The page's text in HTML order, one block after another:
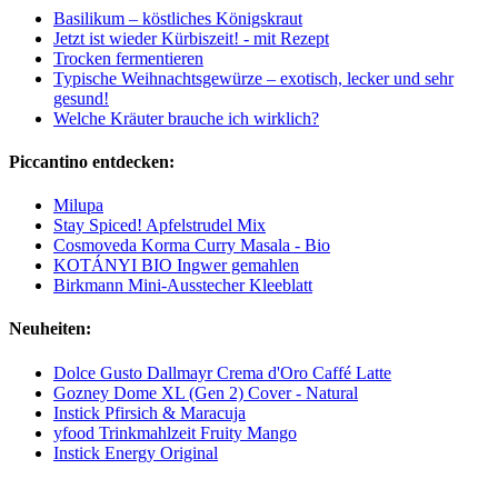
Basilikum – köstliches Königskraut
Jetzt ist wieder Kürbiszeit! - mit Rezept
Trocken fermentieren
Typische Weihnachtsgewürze – exotisch, lecker und sehr
gesund!
Welche Kräuter brauche ich wirklich?
Piccantino entdecken:
Milupa
Stay Spiced! Apfelstrudel Mix
Cosmoveda Korma Curry Masala - Bio
KOTÁNYI BIO Ingwer gemahlen
Birkmann Mini-Ausstecher Kleeblatt
Neuheiten:
Dolce Gusto Dallmayr Crema d'Oro Caffé Latte
Gozney Dome XL (Gen 2) Cover - Natural
Instick Pfirsich & Maracuja
yfood Trinkmahlzeit Fruity Mango
Instick Energy Original